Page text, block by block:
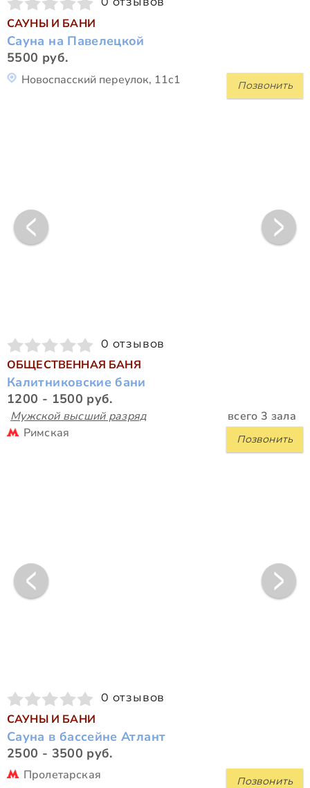
САУНЫ И БАНИ
Сауна на Павелецкой
5500 руб.
Позвонить
Новоспасский переулок, 11с1
0 отзывов
ОБЩЕСТВЕННАЯ БАНЯ
Калитниковские бани
1200 - 1500 руб.
Мужской высший разряд всего 3 зала
Позвонить
Римская
0 отзывов
САУНЫ И БАНИ
Сауна в бассейне Атлант
2500 - 3500 руб.
Позвонить
Пролетарская